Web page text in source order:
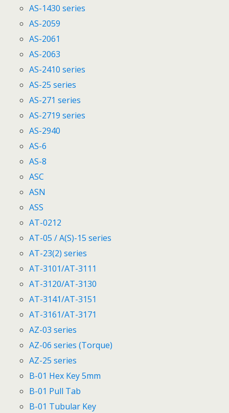
AS-1430 series
AS-2059
AS-2061
AS-2063
AS-2410 series
AS-25 series
AS-271 series
AS-2719 series
AS-2940
AS-6
AS-8
ASC
ASN
ASS
AT-0212
AT-05 / A(S)-15 series
AT-23(2) series
AT-3101/AT-3111
AT-3120/AT-3130
AT-3141/AT-3151
AT-3161/AT-3171
AZ-03 series
AZ-06 series (Torque)
AZ-25 series
B-01 Hex Key 5mm
B-01 Pull Tab
B-01 Tubular Key